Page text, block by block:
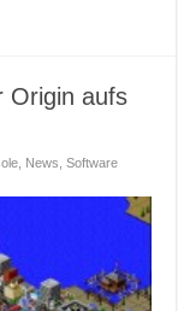
Origin aufs
News ,Software